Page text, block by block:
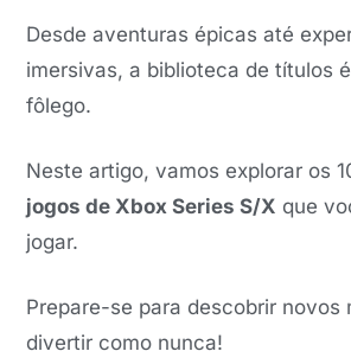
Desde aventuras épicas até
imersivas, a biblioteca de títulos
fôlego.
Neste artigo, vamos explorar os
jogos de Xbox Series S/X que
jogar.
Prepare-se para descobrir novos
divertir como nunca!